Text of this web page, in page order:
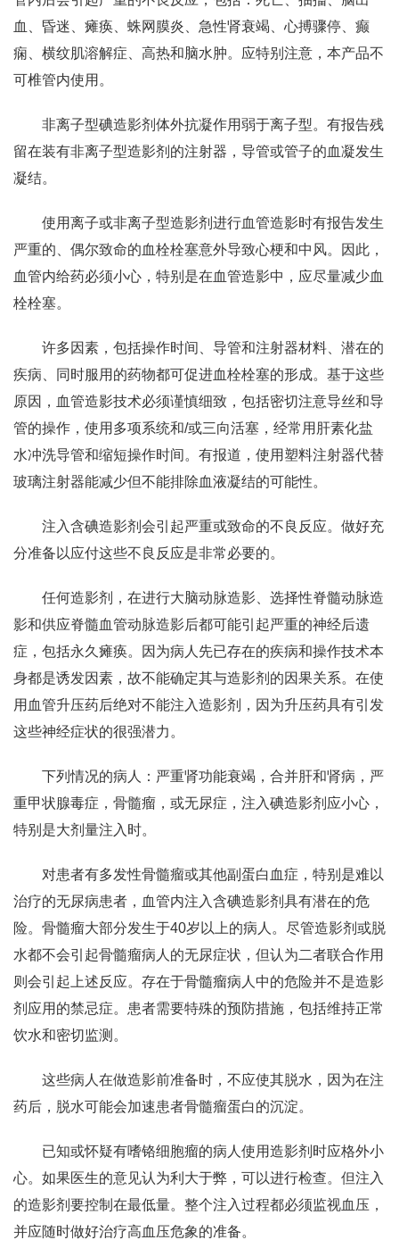
血、昏迷、瘫痪、蛛网膜炎、急性肾衰竭、心搏骤停、癫
痫、横纹肌溶解症、高热和脑水肿。应特别注意，本产品不
可椎管内使用。
非离子型碘造影剂体外抗凝作用弱于离子型。有报告残
留在装有非离子型造影剂的注射器，导管或管子的血凝发生
凝结。
使用离子或非离子型造影剂进行血管造影时有报告发生
严重的、偶尔致命的血栓栓塞意外导致心梗和中风。因此，
血管内给药必须小心，特别是在血管造影中，应尽量减少血
栓栓塞。
许多因素，包括操作时间、导管和注射器材料、潜在的
疾病、同时服用的药物都可促进血栓栓塞的形成。基于这些
原因，血管造影技术必须谨慎细致，包括密切注意导丝和导
管的操作，使用多项系统和/或三向活塞，经常用肝素化盐
水冲洗导管和缩短操作时间。有报道，使用塑料注射器代替
玻璃注射器能减少但不能排除血液凝结的可能性。
注入含碘造影剂会引起严重或致命的不良反应。做好充
分准备以应付这些不良反应是非常必要的。
任何造影剂，在进行大脑动脉造影、选择性脊髓动脉造
影和供应脊髓血管动脉造影后都可能引起严重的神经后遗
症，包括永久瘫痪。因为病人先已存在的疾病和操作技术本
身都是诱发因素，故不能确定其与造影剂的因果关系。在使
用血管升压药后绝对不能注入造影剂，因为升压药具有引发
这些神经症状的很强潜力。
下列情况的病人：严重肾功能衰竭，合并肝和肾病，严
重甲状腺毒症，骨髓瘤，或无尿症，注入碘造影剂应小心，
特别是大剂量注入时。
对患者有多发性骨髓瘤或其他副蛋白血症，特别是难以
治疗的无尿病患者，血管内注入含碘造影剂具有潜在的危
险。骨髓瘤大部分发生于40岁以上的病人。尽管造影剂或脱
水都不会引起骨髓瘤病人的无尿症状，但认为二者联合作用
则会引起上述反应。存在于骨髓瘤病人中的危险并不是造影
剂应用的禁忌症。患者需要特殊的预防措施，包括维持正常
饮水和密切监测。
这些病人在做造影前准备时，不应使其脱水，因为在注
药后，脱水可能会加速患者骨髓瘤蛋白的沉淀。
已知或怀疑有嗜铬细胞瘤的病人使用造影剂时应格外小
心。如果医生的意见认为利大于弊，可以进行检查。但注入
的造影剂要控制在最低量。整个注入过程都必须监视血压，
并应随时做好治疗高血压危象的准备。